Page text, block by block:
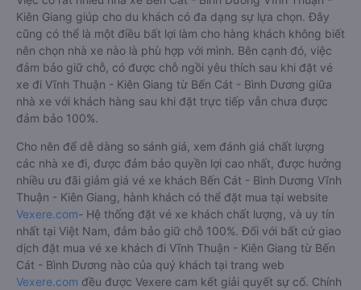
Kiên Giang giúp cho du khách có đa dạng sự lựa chọn. Đây
cũng có thể là một điều bất lợi làm cho hàng khách không biết
nên chọn nhà xe nào là phù hợp với mình. Bên cạnh đó, việc
đảm bảo giữ chỗ, có được chỗ ngồi yêu thích sau khi đặt vé
xe đi Vĩnh Thuận - Kiên Giang từ Bến Cát - Bình Dương giữa
nhà xe với khách hàng sau khi đặt trực tiếp vẫn chưa được
đảm bảo 100%.
Cho nên để dễ dàng so sánh giá, xem đánh giá chất lượng
các nhà xe đi, được đảm bảo quyền lợi cao nhất, được hưởng
nhiều ưu đãi giảm giá vé xe khách Bến Cát - Bình Dương Vĩnh
Thuận - Kiên Giang, hành khách có thể đặt mua tại website
Vexere.com- Hệ thống đặt vé xe khách chất lượng, và uy tín
nhất tại Việt Nam, đảm bảo giữ chỗ 100%. Đối với bất cứ giao
dịch đặt mua vé xe khách đi Vĩnh Thuận - Kiên Giang từ Bến
Cát - Bình Dương nào của quý khách tại trang web
Vexere.com đều được Vexere cam kết giải quyết sự cố. Chính